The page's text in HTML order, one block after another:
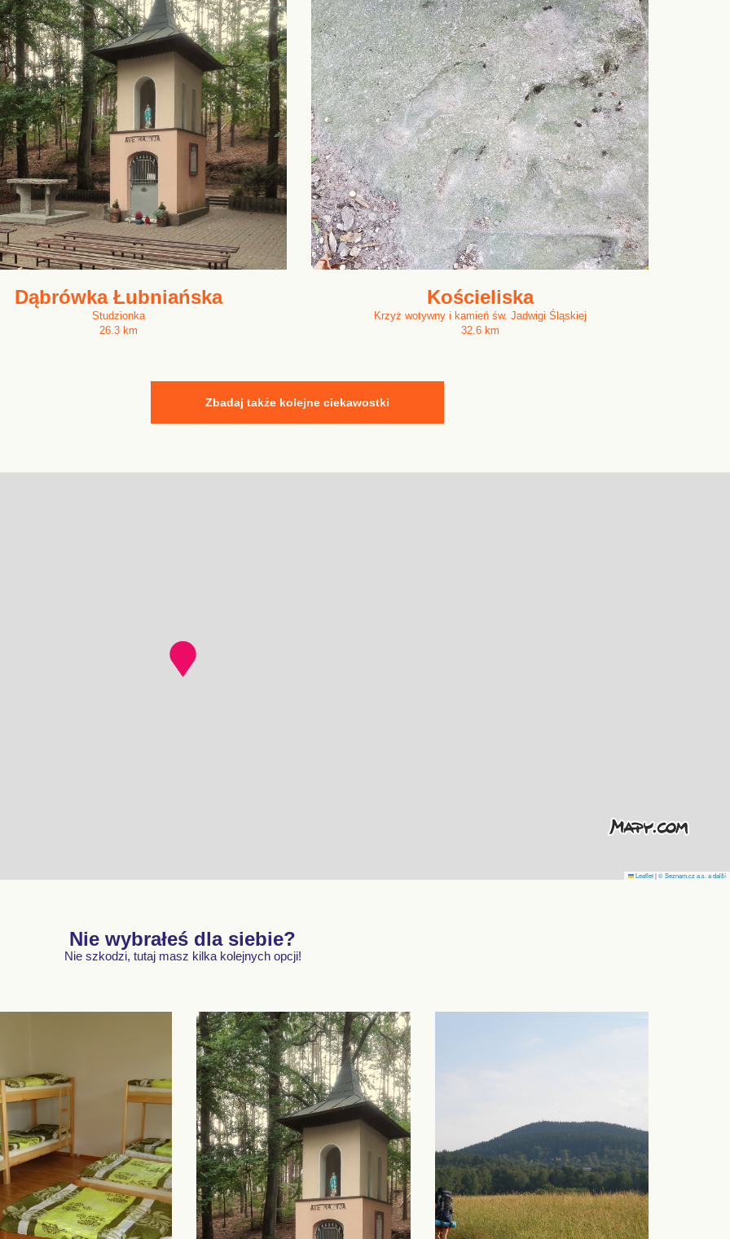
Dąbrówka Łubniańska
Studzionka
26.3 km
Kościeliska
Krzyż wotywny i kamień św. Jadwigi Śląskiej
32.6 km
Zbadaj także kolejne ciekawostki
Leaflet|© Seznam.cz a.s. a další
Nie wybrałeś dla siebie?
Nie szkodzi, tutaj masz kilka kolejnych opcji!